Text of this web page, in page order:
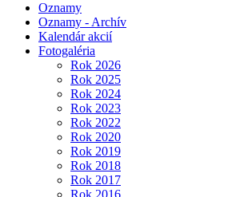
Oznamy
Oznamy - Archív
Kalendár akcií
Fotogaléria
Rok 2026
Rok 2025
Rok 2024
Rok 2023
Rok 2022
Rok 2020
Rok 2019
Rok 2018
Rok 2017